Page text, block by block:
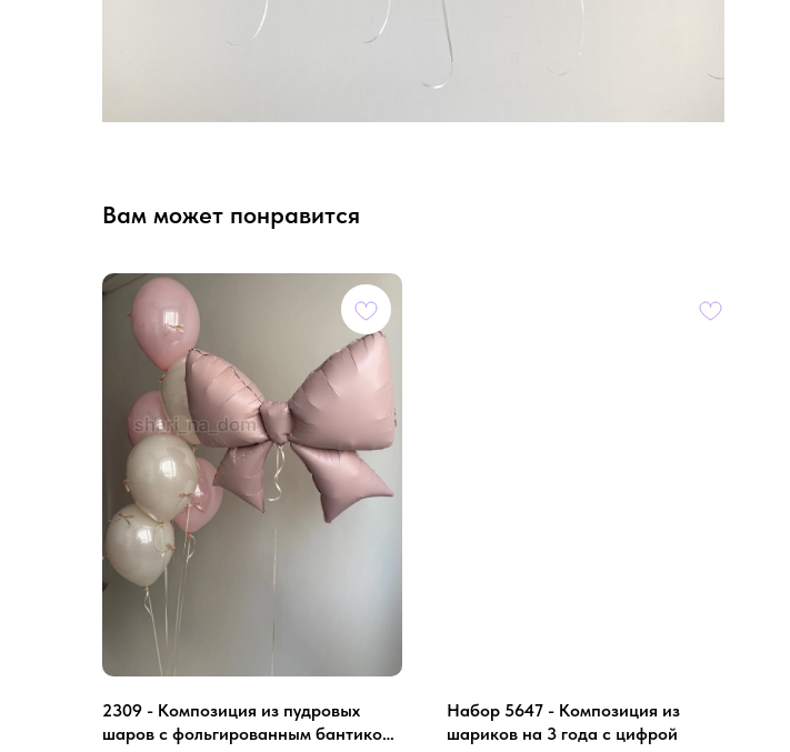
Вам может понравится
2309 - Композиция из пудровых
шаров с фольгированным бантиком
Набор 5647 - Композиция из
шариков на 3 года с цифрой